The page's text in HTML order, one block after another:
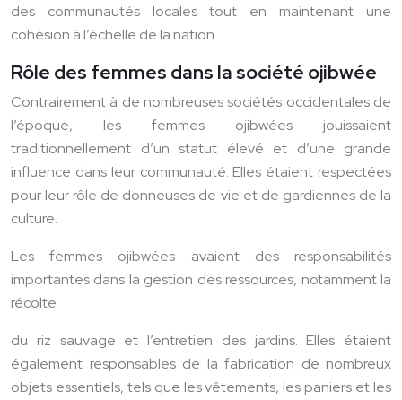
des communautés locales tout en maintenant une
cohésion à l’échelle de la nation.
Rôle des femmes dans la société ojibwée
Contrairement à de nombreuses sociétés occidentales de
l’époque, les femmes ojibwées jouissaient
traditionnellement d’un statut élevé et d’une grande
influence dans leur communauté. Elles étaient respectées
pour leur rôle de donneuses de vie et de gardiennes de la
culture.
Les femmes ojibwées avaient des responsabilités
importantes dans la gestion des ressources, notamment la
récolte
du riz sauvage et l’entretien des jardins. Elles étaient
également responsables de la fabrication de nombreux
objets essentiels, tels que les vêtements, les paniers et les